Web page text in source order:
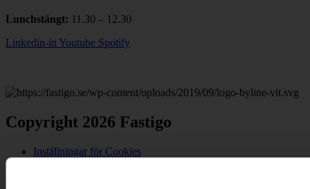
Lunchstängt: 11.30 – 12.30
Linkedin-in Youtube Spotify
Copyright 2026 Fastigo
Inställningar för Cookies